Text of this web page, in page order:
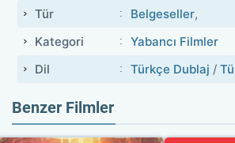
Tür
Belgeseller,
Kategori
Yabancı Filmler
Dil
Türkçe Dublaj /
Benzer Filmler